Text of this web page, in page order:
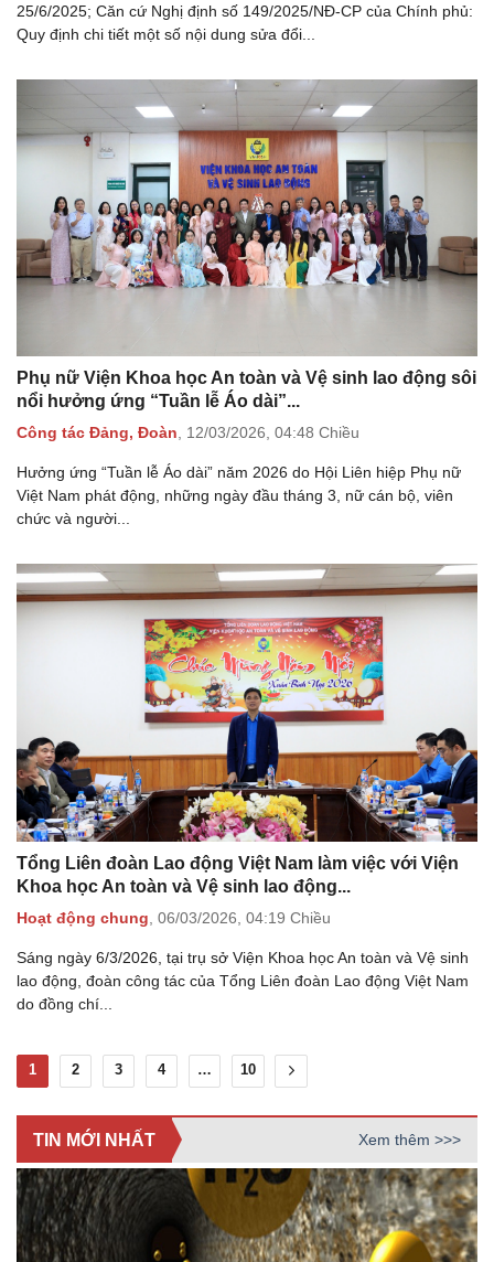
25/6/2025; Căn cứ Nghị định số 149/2025/NĐ-CP của Chính phủ:
Quy định chi tiết một số nội dung sửa đổi...
Phụ nữ Viện Khoa học An toàn và Vệ sinh lao động sôi
nổi hưởng ứng “Tuần lễ Áo dài”...
Công tác Đảng, Đoàn, 12/03/2026, 04:48 Chiều
Hưởng ứng “Tuần lễ Áo dài” năm 2026 do Hội Liên hiệp Phụ nữ
Việt Nam phát động, những ngày đầu tháng 3, nữ cán bộ, viên
chức và người...
Tổng Liên đoàn Lao động Việt Nam làm việc với Viện
Khoa học An toàn và Vệ sinh lao động...
Hoạt động chung, 06/03/2026, 04:19 Chiều
Sáng ngày 6/3/2026, tại trụ sở Viện Khoa học An toàn và Vệ sinh
lao động, đoàn công tác của Tổng Liên đoàn Lao động Việt Nam
do đồng chí...
1 2 3 4 … 10
TIN MỚI NHẤT Xem thêm >>>